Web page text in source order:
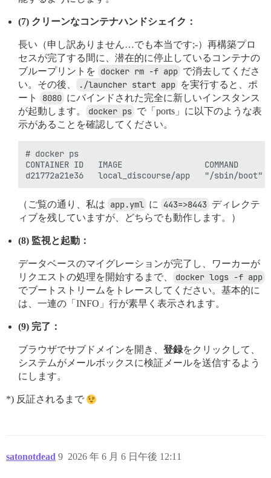
(7) クリーンなコンテナハンドシェイク：
長い（申し訳ありません…でも本当です;-）再構築プロ
セスが完了する間に、潜在的に停止しているコンテナの
ブループリントを docker rm -f app で消去してくださ
い。その後、
./launcher start app を実行すると、ポ
ート
8080 にバインドされた完全に新しいインスタンス
が起動します。
docker ps で「ports」に以下のような表
示があることを確認してください。
# docker ps
CONTAINER ID   IMAGE
（ご覧の通り、私は app.yml に 443=>8443 ディレクテ
ィブを残していますが、どちらでも動作します。）
(8) 監視と起動：
データベースのマイグレーションが完了し、ワーカーが
リクエストの処理を開始するまで、
docker logs -f app
でブートストリームをトレースしてください。基本的に
は、一連の「INFO」行が素早く表示されます。
(9) 完了：
ブラウザでサブドメインを開き、 登録をクリックして、
システムがメールボックスに検証メールを送信するよう
にします。
*) 反証されるまで
satonotdead 2026 年 6 月 6 日午後 12:11
9